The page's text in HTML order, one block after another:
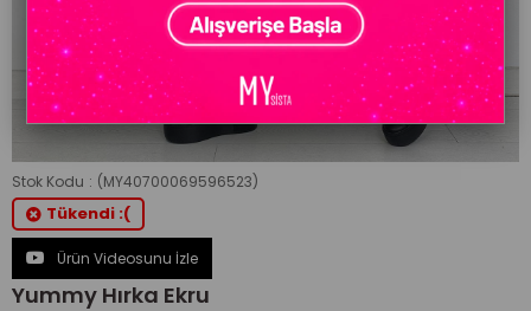
Stok Kodu (MY40700069596523)
Tükendi :(
Ürün Videosunu İzle
Yummy Hırka Ekru